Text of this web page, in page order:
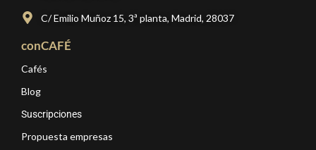
C/ Emilio Muñoz 15, 3ª planta, Madrid, 28037
conCAFÉ
Cafés
Blog
Suscripciones
Propuesta empresas